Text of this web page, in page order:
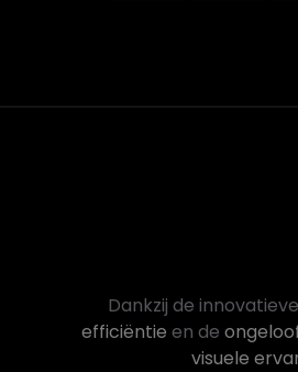
Dankzij de
efficiëntie en de
visuele